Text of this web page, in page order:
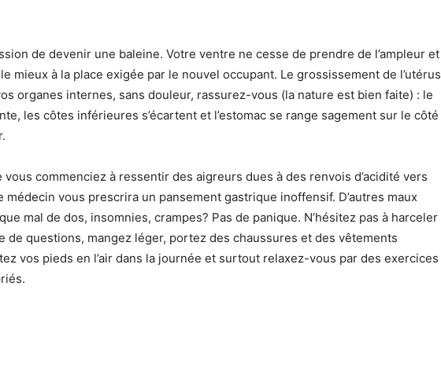
de devenir une baleine. Votre ventre ne cesse de prendre de l’ampleur et
mieux à la place exigée par le nouvel occupant. Le grossissement de l’utérus
organes internes, sans douleur, rassurez-vous (la nature est bien faite) : le
les côtes inférieures s’écartent et l’estomac se range sagement sur le côté
vous commenciez à ressentir des aigreurs dues à des renvois d’acidité vers
médecin vous prescrira un pansement gastrique inoffensif. D’autres maux
mal de dos, insomnies, crampes? Pas de panique. N’hésitez pas à harceler
de questions, mangez léger, portez des chaussures et des vêtements
vos pieds en l’air dans la journée et surtout relaxez-vous par des exercices